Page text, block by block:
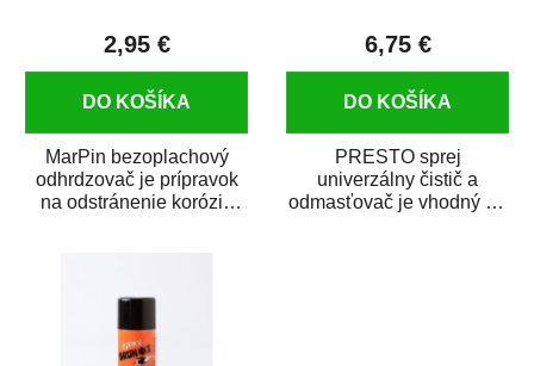
2,95 €
DO KOŠÍKA
MarPin bezoplachový
odhrdzovač je prípravok
na odstránenie korózie
6,75 €
DO KOŠÍKA
PRESTO sprej
univerzálny čistič a
odmasťovač je vhodný na